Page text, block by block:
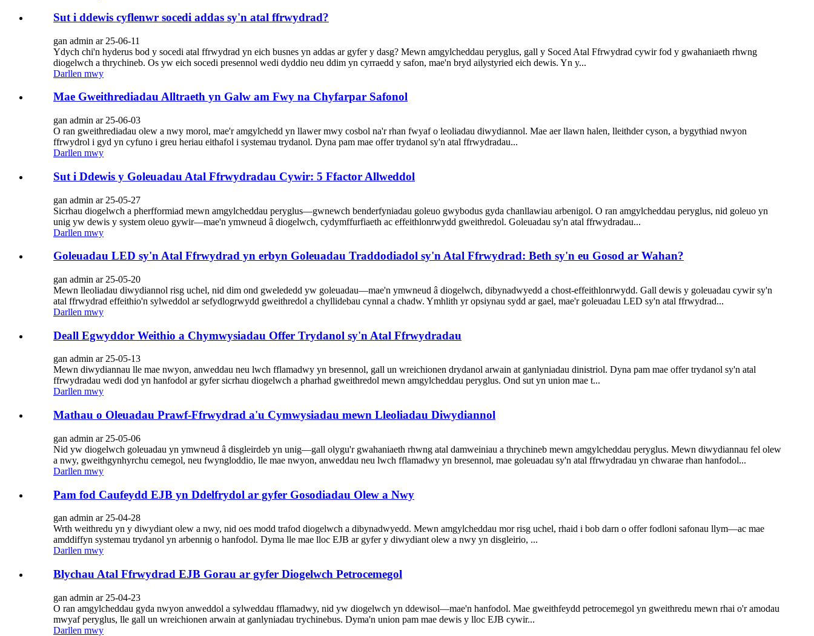
Sut i ddewis cyflenwr socedi addas sy'n atal ffrwydrad?
gan admin ar 25-06-11
Ydych chi'n hyderus bod y socedi atal ffrwydrad yn eich busnes yn addas ar gyfer y dasg? Mewn amgylcheddau peryglus, gall y Soced Atal Ffrwydrad cywir fod y gwahaniaeth rhwng
diogelwch a thrychineb. Os yw eich socedi presennol wedi dyddio neu ddim yn cyrraedd y safon, mae'n bryd ailystyried eich dewis. Yn y...
Darllen mwy
Mae Gweithrediadau Alltraeth yn Galw am Fwy na Chyfarpar Safonol
gan admin ar 25-06-03
O ran gweithrediadau olew a nwy morol, mae'r amgylchedd yn llawer mwy cosbol na'r rhan fwyaf o leoliadau diwydiannol. Mae aer llawn halen, lleithder cyson, a bygythiad nwyon
ffrwydrol i gyd yn cyfuno i greu heriau eithafol i systemau trydanol. Dyna pam mae offer trydanol sy'n atal ffrwydradau...
Darllen mwy
Sut i Ddewis y Goleuadau Atal Ffrwydradau Cywir: 5 Ffactor Allweddol
gan admin ar 25-05-27
Sicrhau diogelwch a pherfformiad mewn amgylcheddau peryglus—gwnewch benderfyniadau goleuo gwybodus gyda chanllawiau arbenigol. O ran amgylcheddau peryglus, nid goleuo yn
unig yw dewis y system oleuo gywir—mae'n ymwneud â diogelwch, cydymffurfiaeth ac effeithlonrwydd gweithredol. Goleuadau sy'n atal ffrwydradau...
Darllen mwy
Goleuadau LED sy'n Atal Ffrwydrad yn erbyn Goleuadau Traddodiadol sy'n Atal Ffrwydrad: Beth sy'n eu Gosod ar Wahan?
gan admin ar 25-05-20
Mewn lleoliadau diwydiannol risg uchel, nid dim ond gwelededd yw goleuadau—mae'n ymwneud â diogelwch, dibynadwyedd a chost-effeithlonrwydd. Gall dewis y goleuadau cywir sy'n
atal ffrwydrad effeithio'n sylweddol ar sefydlogrwydd gweithredol a chyllidebau cynnal a chadw. Ymhlith yr opsiynau sydd ar gael, mae'r goleuadau LED sy'n atal ffrwydrad...
Darllen mwy
Deall Egwyddor Weithio a Chymwysiadau Offer Trydanol sy'n Atal Ffrwydradau
gan admin ar 25-05-13
Mewn diwydiannau lle mae nwyon, anweddau neu lwch fflamadwy yn bresennol, gall un wreichionen drydanol arwain at ganlyniadau dinistriol. Dyna pam mae offer trydanol sy'n atal
ffrwydradau wedi dod yn hanfodol ar gyfer sicrhau diogelwch a pharhad gweithredol mewn amgylcheddau peryglus. Ond sut yn union mae t...
Darllen mwy
Mathau o Oleuadau Prawf-Ffrwydrad a'u Cymwysiadau mewn Lleoliadau Diwydiannol
gan admin ar 25-05-06
Nid yw diogelwch goleuadau yn ymwneud â disgleirdeb yn unig—gall olygu'r gwahaniaeth rhwng atal damweiniau a thrychineb mewn amgylcheddau peryglus. Mewn diwydiannau fel olew
a nwy, gweithgynhyrchu cemegol, neu fwyngloddio, lle mae nwyon, anweddau neu lwch fflamadwy yn bresennol, mae goleuadau sy'n atal ffrwydradau yn chwarae rhan hanfodol...
Darllen mwy
Pam fod Caufeydd EJB yn Ddelfrydol ar gyfer Gosodiadau Olew a Nwy
gan admin ar 25-04-28
Wrth weithredu yn y diwydiant olew a nwy, nid oes modd trafod diogelwch a dibynadwyedd. Mewn amgylcheddau mor risg uchel, rhaid i bob darn o offer fodloni safonau llym—ac mae
amddiffyn systemau trydanol yn arbennig o hanfodol. Dyma lle mae lloc EJB ar gyfer y diwydiant olew a nwy yn disgleirio, ...
Darllen mwy
Blychau Atal Ffrwydrad EJB Gorau ar gyfer Diogelwch Petrocemegol
gan admin ar 25-04-23
O ran amgylcheddau gyda nwyon anweddol a sylweddau fflamadwy, nid yw diogelwch yn ddewisol—mae'n hanfodol. Mae gweithfeydd petrocemegol yn gweithredu mewn rhai o'r amodau
mwyaf peryglus, lle gall un wreichionen arwain at ganlyniadau trychinebus. Dyma'n union pam mae dewis y lloc EJB cywir...
Darllen mwy